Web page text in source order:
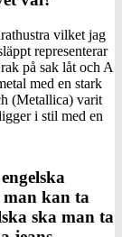
vilket jag
representerar
på sak låt och A
med en stark
(Metallica) varit
i stil med en
man kan ta
ska man ta